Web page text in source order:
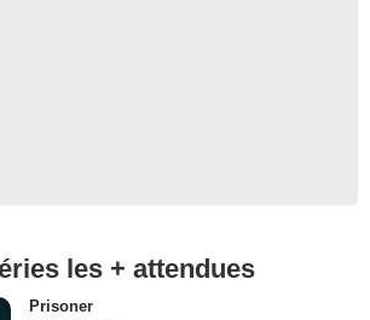
les + attendues
Prisoner